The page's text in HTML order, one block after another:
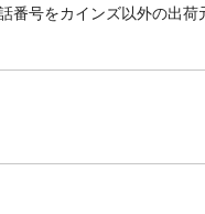
番号をカインズ以外の出